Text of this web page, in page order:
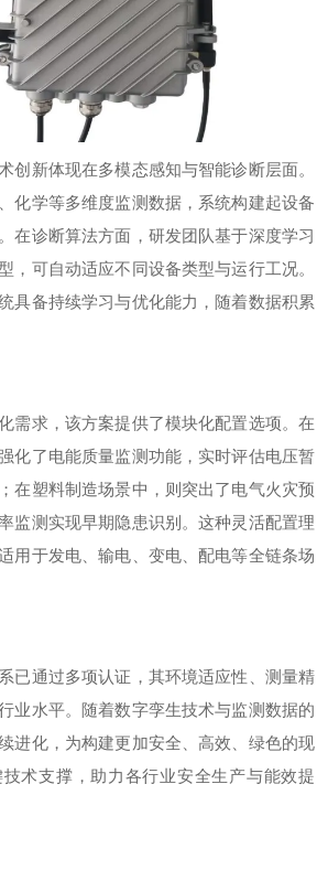
创新体现在多模态感知与智能诊断层面。
化学等多维度监测数据，系统构建起设备
在诊断算法方面，研发团队基于深度学习
，可自动适应不同设备类型与运行工况。
具备持续学习与优化能力，随着数据积累
需求，该方案提供了模块化配置选项。在
化了电能质量监测功能，实时评估电压暂
在塑料制造场景中，则突出了电气火灾预
监测实现早期隐患识别。这种灵活配置理
用于发电、输电、变电、配电等全链条场
已通过多项认证，其环境适应性、测量精
业水平。随着数字孪生技术与监测数据的
进化，为构建更加安全、高效、绿色的现
术支撑，助力各行业安全生产与能效提